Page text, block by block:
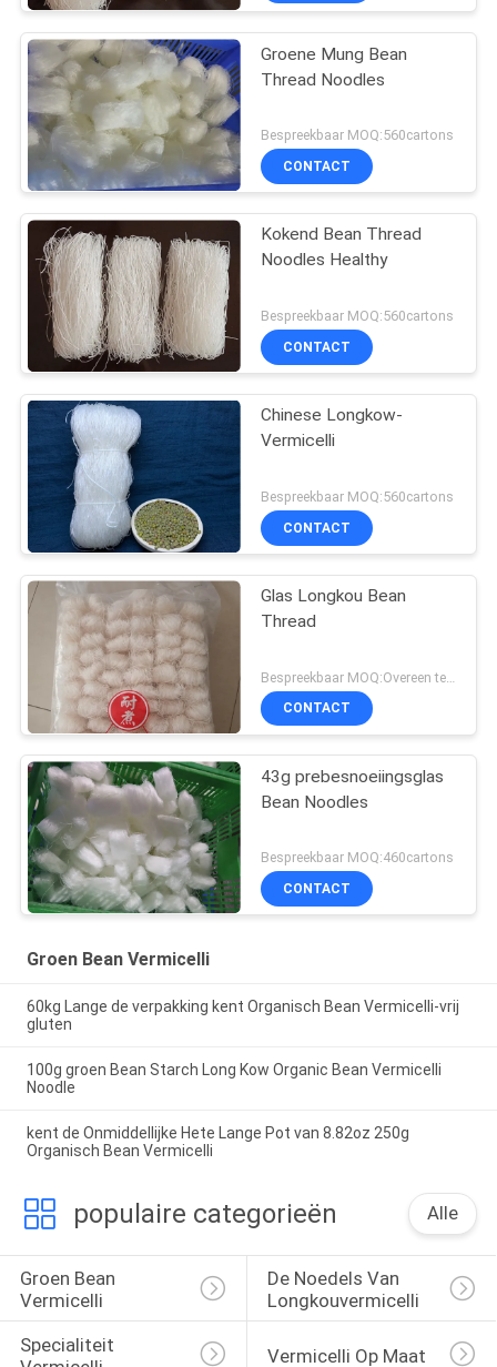
Groene Mung Bean
Thread Noodles
Bespreekbaar MOQ:560cartons
CONTACT
Kokend Bean Thread
Noodles Healthy
Bespreekbaar MOQ:560cartons
CONTACT
Chinese Longkow-
Vermicelli
Bespreekbaar MOQ:560cartons
CONTACT
Glas Longkou Bean
Thread
CONTACT
43g prebesnoeiingsglas
Bean Noodles
Bespreekbaar MOQ:460cartons
CONTACT
Groen Bean Vermicelli
60kg Lange de verpakking kent Organisch Bean Vermicelli-vrij
gluten
100g groen Bean Starch Long Kow Organic Bean Vermicelli
Noodle
kent de Onmiddellijke Hete Lange Pot van 8.82oz 250g
Organisch Bean Vermicelli
populaire categorieën Alle
Groen Bean
Vermicelli
De Noedels Van
Longkouvermicelli
Specialiteit
Vermicelli Op Maat